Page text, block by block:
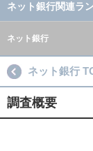
ネット銀行関連ラ
ネット銀行
ネット銀行
調査概要